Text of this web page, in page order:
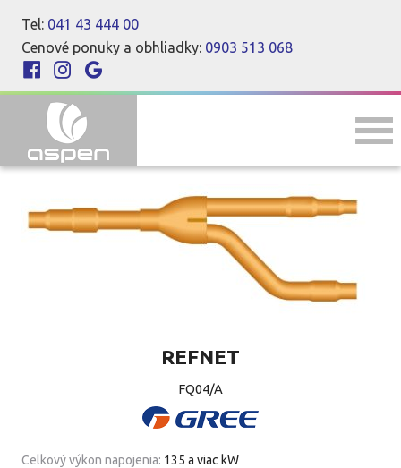
Tel: 041 43 444 00
Cenové ponuky a obhliadky: 0903 513 068
REFNET
FQ04/A
Celkový výkon napojenia: 135 a viac kW